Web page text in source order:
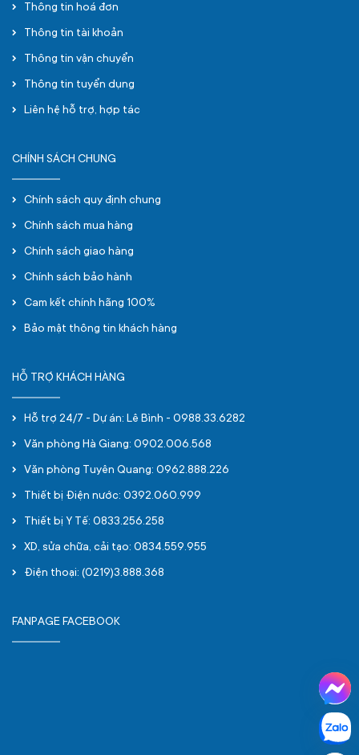
Thông tin hoá đơn
Thông tin tài khoản
Thông tin vận chuyển
Thông tin tuyển dụng
Liên hệ hỗ trợ, hợp tác
CHÍNH SÁCH CHUNG
Chính sách quy định chung
Chính sách mua hàng
Chính sách giao hàng
Chính sách bảo hành
Cam kết chính hãng 100%
Bảo mật thông tin khách hàng
HỖ TRỢ KHÁCH HÀNG
Hỗ trợ 24/7 - Dự án: Lê Bình - 0988.33.6282
Văn phòng Hà Giang: 0902.006.568
Văn phòng Tuyên Quang: 0962.888.226
Thiết bị Điện nước: 0392.060.999
Thiết bị Y Tế: 0833.256.258
XD, sửa chữa, cải tạo: 0834.559.955
Điện thoại: (0219)3.888.368
FANPAGE FACEBOOK